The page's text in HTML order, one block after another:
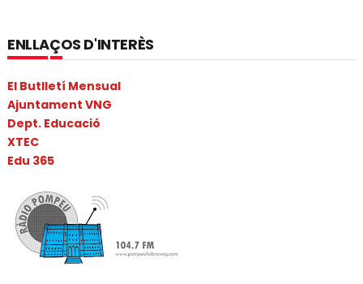
ENLLAÇOS D'INTERÈS
El Butlletí Mensual
Ajuntament VNG
Dept. Educació
XTEC
Edu 365